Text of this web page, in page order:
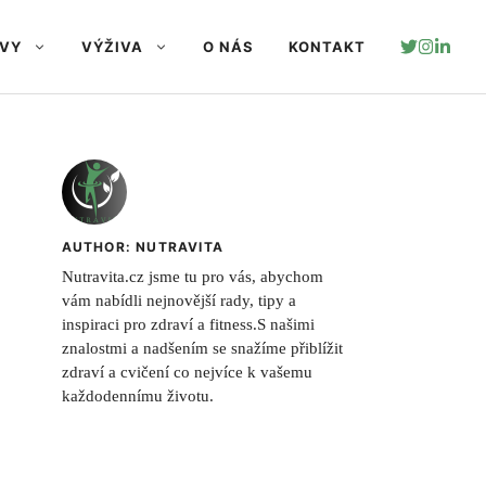
VÝŽIVA O NÁS KONTAKT
AUTHOR: NUTRAVITA
Nutravita.cz jsme tu pro vás, abychom
vám nabídli nejnovější rady, tipy a
inspiraci pro zdraví a fitness.S našimi
znalostmi a nadšením se snažíme přiblížit
zdraví a cvičení co nejvíce k vašemu
každodennímu životu.